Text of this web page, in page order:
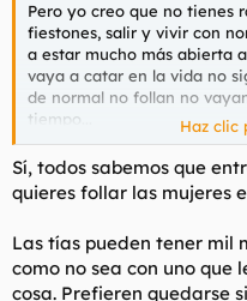
Pero yo creo que no tienes
fiestones, salir y vivir con
a estar mucho más abierta
vaya a catar en la vida no
de normal no follan no
tiempo...
Joder, es que no puedo
partirme to la polla.
Haz clic
Sí, todos sabemos que
quieres follar las mujeres
Las tías pueden tener mil
como no sea con uno que
cosa. Prefieren quedarse